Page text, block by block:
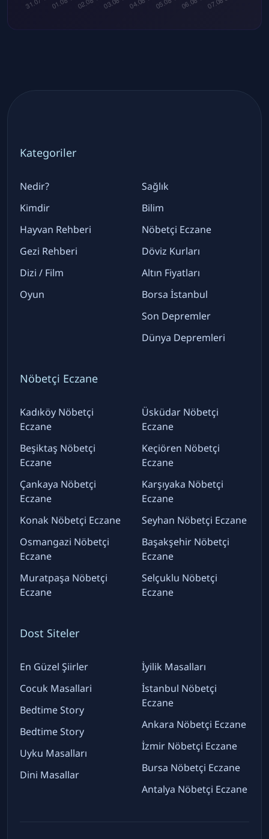
Kategoriler
Nedir?
Kimdir
Hayvan Rehberi
Gezi Rehberi
Dizi / Film
Oyun
Sağlık
Bilim
Nöbetçi Eczane
Döviz Kurları
Altın Fiyatları
Borsa İstanbul
Son Depremler
Dünya Depremleri
Nöbetçi Eczane
Kadıköy Nöbetçi
Eczane
Beşiktaş Nöbetçi
Eczane
Çankaya Nöbetçi
Eczane
Konak Nöbetçi Eczane
Osmangazi Nöbetçi
Eczane
Muratpaşa Nöbetçi
Eczane
Üsküdar Nöbetçi
Eczane
Keçiören Nöbetçi
Eczane
Karşıyaka Nöbetçi
Eczane
Seyhan Nöbetçi Eczane
Başakşehir Nöbetçi
Eczane
Selçuklu Nöbetçi
Eczane
Dost Siteler
En Güzel Şiirler
Cocuk Masallari
Bedtime Story
Bedtime Story
Uyku Masalları
Dini Masallar
İyilik Masalları
İstanbul Nöbetçi
Eczane
Ankara Nöbetçi Eczane
İzmir Nöbetçi Eczane
Bursa Nöbetçi Eczane
Antalya Nöbetçi Eczane